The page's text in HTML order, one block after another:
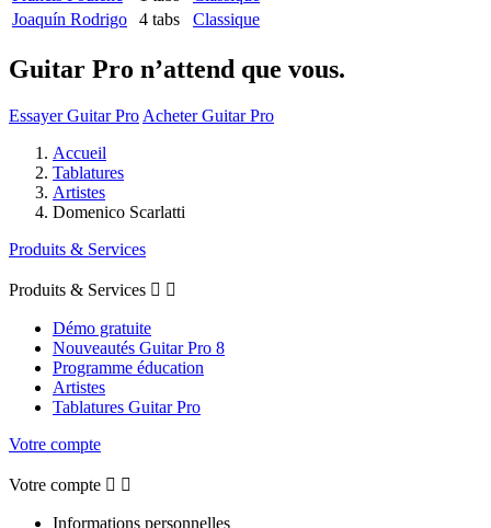
Joaquín Rodrigo
4 tabs Classique
Guitar Pro n’attend que vous.
Essayer Guitar Pro Acheter Guitar Pro
Accueil
Tablatures
Artistes
Domenico Scarlatti
Produits & Services
Produits & Services  
Démo gratuite
Nouveautés Guitar Pro 8
Programme éducation
Artistes
Tablatures Guitar Pro
Votre compte
Votre compte  
Informations personnelles